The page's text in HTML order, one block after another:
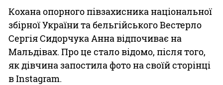
Кохана опорного півзахисника національної
збірної України та бельгійського Вестерло
Сергія Сидорчука Анна відпочиває на
Мальдівах. Про це стало відомо, після того,
як дівчина запостила фото на своїй сторінці
в Instagram.